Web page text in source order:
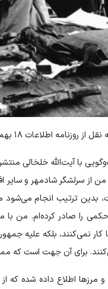
اطلاعات ۱۸ بهمن ۱۳۵۸ بخوانید:
با آیت‌الله خلخالی
سرلشگر شادمهر و سایر
بدین ترتیب انجام
را صادر کرده‌ام. من با
کار نمی‌کنند، بلکه علیه
برای آن جهت است که
اطلاع داده شده که از